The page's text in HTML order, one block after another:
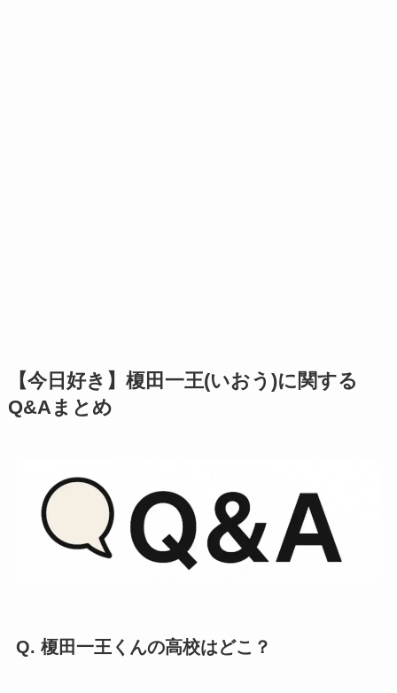
【今日好き】榎田一王(いおう)に関する
Q&Aまとめ
Q. 榎田一王くんの高校はどこ？